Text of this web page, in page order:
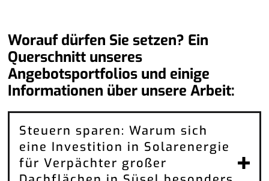
Worauf dürfen Sie setzen? Ein
Querschnitt unseres
Angebotsportfolios und einige
Informationen über unsere Arbeit:
Steuern sparen: Warum sich
eine Investition in Solarenergie
für Verpächter großer